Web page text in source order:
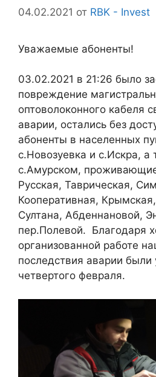
04.02.2021 от RBK - Invest
Уважаемые абоненты!
03.02.2021 в 21:26 было
повреждение
оптоволоконного кабеля
аварии, остались без
абоненты в населенных
с.Новозуевка и с.Искра, а
с.Амурском,
Русская, Таврическая,
Кооперативная,
Султана, Абденнановой,
пер.Полевой. Благодаря
организованной работе
последствия аварии были
четвертого февраля.